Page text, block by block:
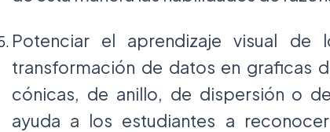
Potenciar el aprendizaje visual de
transformación de datos en graficas
cónicas, de anillo, de dispersión o
ayuda a los estudiantes a